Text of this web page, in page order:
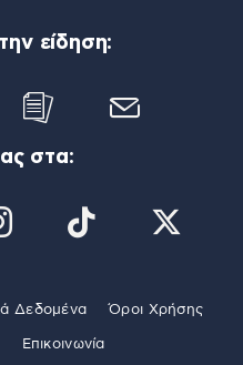
είδηση:
στα:
Δεδομένα Όροι Χρήσης
Επικοινωνία